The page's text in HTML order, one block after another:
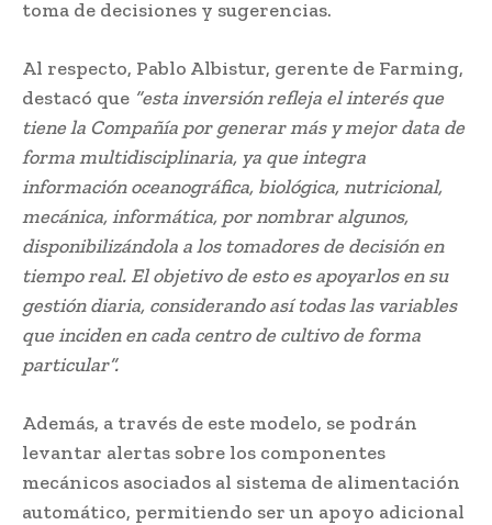
toma de decisiones y sugerencias.
Al respecto, Pablo Albistur, gerente de Farming,
destacó que “esta inversión refleja el interés que
tiene la Compañía por generar más y mejor data de
forma multidisciplinaria, ya que integra
información oceanográfica, biológica, nutricional,
mecánica, informática, por nombrar algunos,
disponibilizándola a los tomadores de decisión en
tiempo real. El objetivo de esto es apoyarlos en su
gestión diaria, considerando así todas las variables
que inciden en cada centro de cultivo de forma
particular”.
Además, a través de este modelo, se podrán
levantar alertas sobre los componentes
mecánicos asociados al sistema de alimentación
automático, permitiendo ser un apoyo adicional